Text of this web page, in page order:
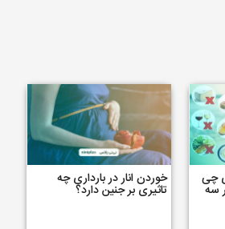
چی
سه
خوردن انار در بارداری چه
تاثیری بر جنین دارد؟